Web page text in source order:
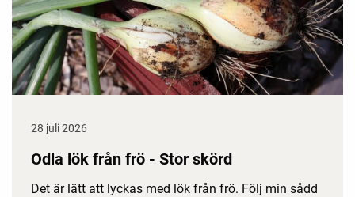
28 juli 2026
Odla lök från frö - Stor skörd
Det är lätt att lyckas med lök från frö. Följ min sådd